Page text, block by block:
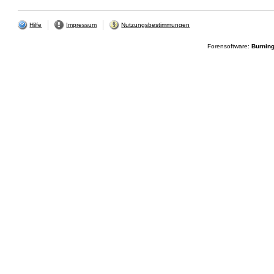
Hilfe Impressum Nutzungsbestimmungen
Forensoftware: